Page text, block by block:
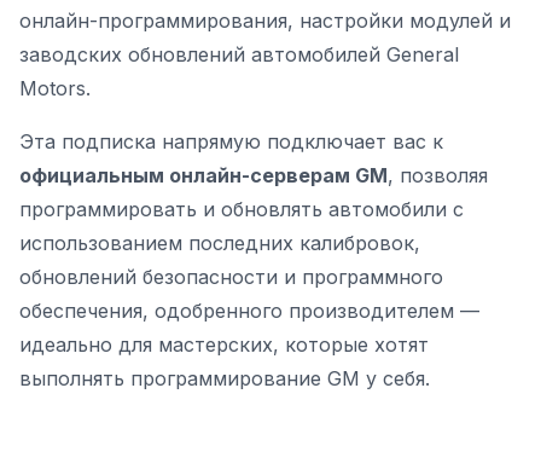
онлайн-программирования, настройки модулей и
заводских обновлений автомобилей General
Motors.
Эта подписка напрямую подключает вас к
официальным онлайн-серверам GM, позволяя
программировать и обновлять автомобили с
использованием последних калибровок,
обновлений безопасности и программного
обеспечения, одобренного производителем —
идеально для мастерских, которые хотят
выполнять программирование GM у себя.